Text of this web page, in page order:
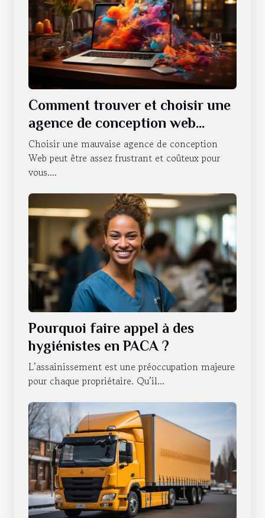
Comment trouver et choisir une
agence de conception web
professionnelle ?
Choisir une mauvaise agence de conception
Web peut être assez frustrant et coûteux pour
vous....
Pourquoi faire appel à des
hygiénistes en PACA ?
L’assainissement est une préoccupation majeure
pour chaque propriétaire. Qu’il...